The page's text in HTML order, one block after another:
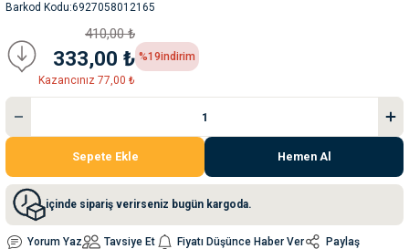
Barkod Kodu 6927058012165
410,00 ₺
333,00 ₺
Kazancınız 77,00 ₺
%19indirim
Sepete Ekle Hemen Al
içinde sipariş verirseniz bugün kargoda.
Yorum Yaz Tavsiye Et Fiyatı Düşünce Haber Ver
Paylaş